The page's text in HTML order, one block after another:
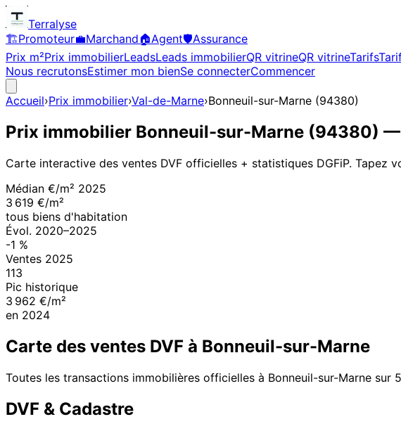
Terralyse
🏗️Promoteur💼Marchand🏠Agent🛡️Assurance
Prix m²Prix immobilierLeadsLeads immobilierQR vitrineQR vitrineTarifs
Nous recrutonsEstimer mon bienSe connecterCommencer
Accueil›Prix immobilier›Val-de-Marne›Bonneuil-sur-Marne (94380)
Prix immobilier Bonneuil-sur-Marne (94380) —
Carte interactive des ventes DVF officielles + statistiques DGFiP.
Médian €/m² 2025
3 619 €/m²
tous biens d'habitation
Évol. 2020–2025
-1 %
Ventes 2025
113
Pic historique
3 962 €/m²
en 2024
Carte des ventes DVF à Bonneuil-sur-Marne
Toutes les transactions immobilières officielles à Bonneuil-sur-Marne sur
DVF & Cadastre